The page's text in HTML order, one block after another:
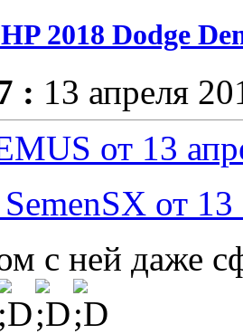
2018 Dodge
: 13 апреля
от 13
от
с ней даже